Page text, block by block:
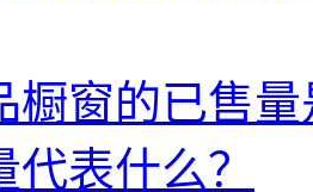
橱窗的已售
表什么？